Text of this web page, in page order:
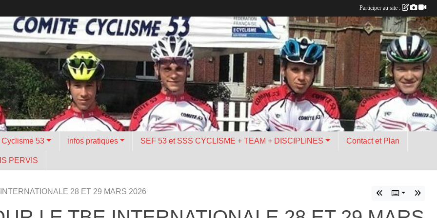
Cyclisme 53 infos pratiques SEF 53 et SSS CYCLISME + TEAM + DISCIPLINES Contact et Plan
PERVIS
28 ET 29 MARS 2026
Participer au site :